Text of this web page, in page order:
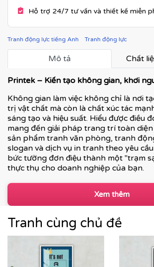
Hỗ trợ 24/7 tư vấn và thiết kế miễn
Tranh động lực tiếng Anh Tranh động lực
Mô tả Chất
Printek – Kiến tạo không gian, khơi
Không gian làm việc không chỉ là nơi
trị vật chất mà còn là chất xúc tác
sáng tạo và hiệu suất. Hiểu được điều
mang đến giải pháp trang trí toàn
sản phẩm tranh văn phòng, tranh
slogan và dịch vụ in tranh theo yêu
bức tường đơn điệu thành một "trạm
thực thụ cho doanh nghiệp của bạn.
Xem thêm
Tranh cùng chủ đề